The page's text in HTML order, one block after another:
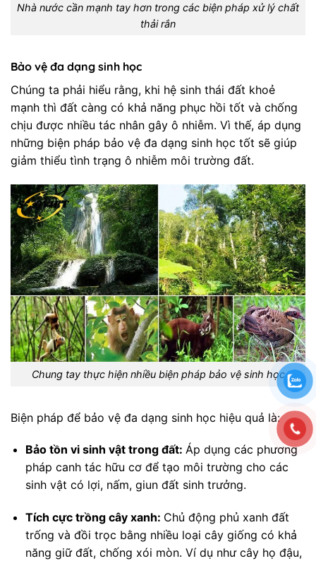
Nhà nước cần mạnh tay hơn trong các biện pháp xử lý chất
thải rắn
Bảo vệ đa dạng sinh học
Chúng ta phải hiểu rằng, khi hệ sinh thái đất khoẻ
mạnh thì đất càng có khả năng phục hồi tốt và chống
chịu được nhiều tác nhân gây ô nhiễm. Vì thế, áp dụng
những biện pháp bảo vệ đa dạng sinh học tốt sẽ giúp
giảm thiểu tình trạng ô nhiễm môi trường đất.
Chung tay thực hiện nhiều biện pháp bảo vệ sinh học
Biện pháp để bảo vệ đa dạng sinh học hiệu quả là:
Bảo tồn vi sinh vật trong đất: Áp dụng các phương
pháp canh tác hữu cơ để tạo môi trường cho các
sinh vật có lợi, nấm, giun đất sinh trưởng.
Tích cực trồng cây xanh: Chủ động phủ xanh đất
trống và đồi trọc bằng nhiều loại cây giống có khả
năng giữ đất, chống xói mòn. Ví dụ như cây họ đậu,